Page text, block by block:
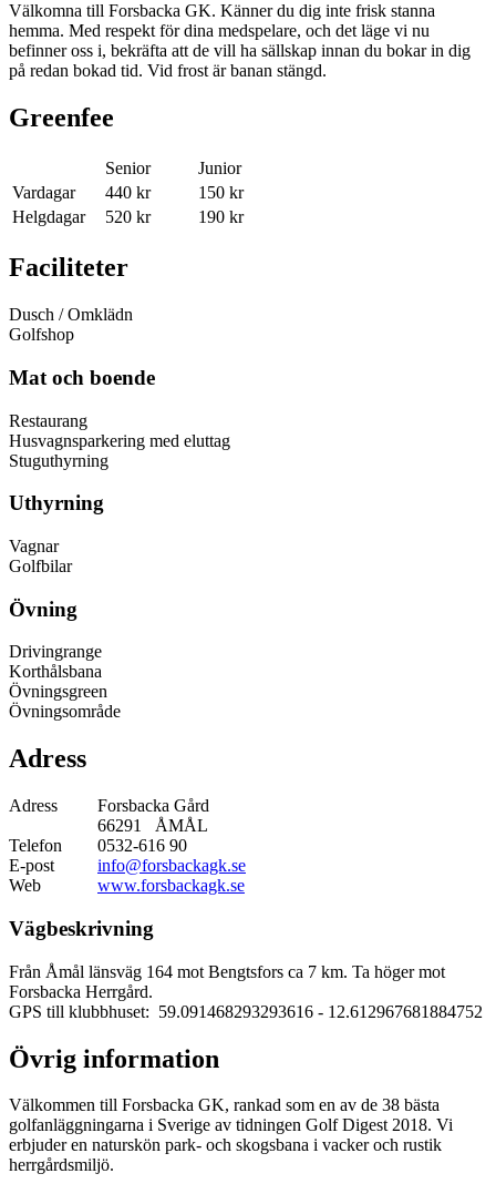
Välkomna till Forsbacka GK. Känner du dig inte frisk stanna
hemma. Med respekt för dina medspelare, och det läge vi nu
befinner oss i, bekräfta att de vill ha sällskap innan du bokar in dig
på redan bokad tid. Vid frost är banan stängd.
Greenfee
Senior
Junior
Vardagar
440 kr
150 kr
Helgdagar
520 kr 190 kr
Faciliteter
Dusch / Omklädn
Golfshop
Mat och boende
Restaurang
Husvagnsparkering med eluttag
Stuguthyrning
Uthyrning
Vagnar
Golfbilar
Övning
Drivingrange
Korthålsbana
Övningsgreen
Övningsområde
Adress
Adress
Forsbacka Gård
66291 ÅMÅL
Telefon
0532-616 90
E-post
info@forsbackagk.se
Web
www.forsbackagk.se
Vägbeskrivning
Från Åmål länsväg 164 mot Bengtsfors ca 7 km. Ta höger mot
Forsbacka Herrgård.
GPS till klubbhuset: 59.091468293293616 - 12.612967681884752
Övrig information
Välkommen till Forsbacka GK, rankad som en av de 38 bästa
golfanläggningarna i Sverige av tidningen Golf Digest 2018. Vi
erbjuder en naturskön park- och skogsbana i vacker och rustik
herrgårdsmiljö.